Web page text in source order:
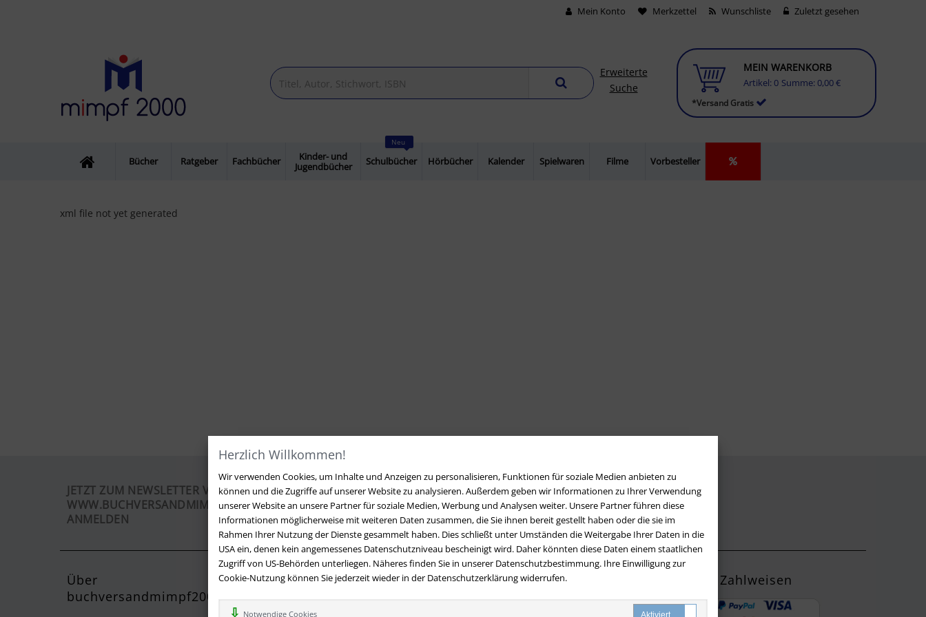
Herzlich Willkommen!
Wir verwenden Cookies, um Inhalte und Anzeigen zu personalisieren, Funktionen für soziale Medien anbieten zu
können und die Zugriffe auf unserer Website zu analysieren. Außerdem geben wir Informationen zu Ihrer Verwendung
unserer Website an unsere Partner für soziale Medien, Werbung und Analysen weiter. Unsere Partner führen diese
Informationen möglicherweise mit weiteren Daten zusammen, die Sie ihnen bereit gestellt haben oder die sie im
Rahmen Ihrer Nutzung der Dienste gesammelt haben. Dies schließt unter Umständen die Weitergabe Ihrer Daten in die
USA ein, denen kein angemessenes Datenschutzniveau bescheinigt wird. Daher könnten diese Daten einem staatlichen
Zugriff von US-Behörden unterliegen. Näheres finden Sie in unserer Datenschutzbestimmung. Ihre Einwilligung zur
Cookie-Nutzung können Sie jederzeit wieder in der Datenschutzerklärung widerrufen.
Notwendige Cookies
Mein Konto Merkzettel Wunschliste Zuletzt gesehen
Erweiterte
Suche
*Versand Gratis
MEIN WARENKORB
Artikel: 0 Summe: 0,00 €
Bücher Ratgeber Fachbücher
Kinder- und
Jugendbücher
Neu
Schulbücher Hörbücher Kalender Spielwaren Filme Vorbesteller
xml file not yet generated
JETZT ZUM NEWSLETTER VON
WWW.BUCHVERSANDMIMPF2000.DE
ANMELDEN
LOS
Über
buchversandmimpf2000.de
Kontakt Ihre Vorteile bei uns Zahlweisen